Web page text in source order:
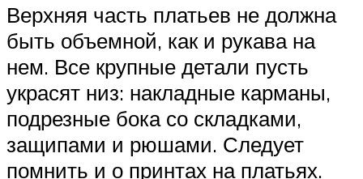
Верхняя часть платьев не должна
быть объемной, как и рукава на
нем. Все крупные детали пусть
украсят низ: накладные карманы,
подрезные бока со складками,
защипами и рюшами. Следует
помнить и о принтах на платьях.